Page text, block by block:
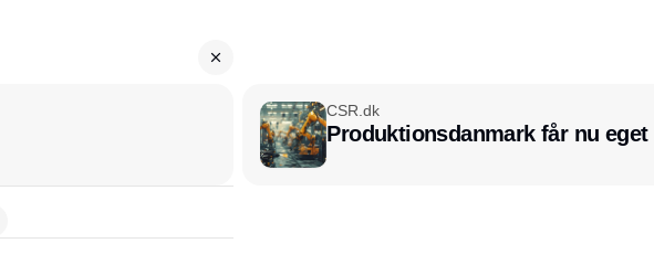
CSR.dk
Produktionsdanmark får nu eget